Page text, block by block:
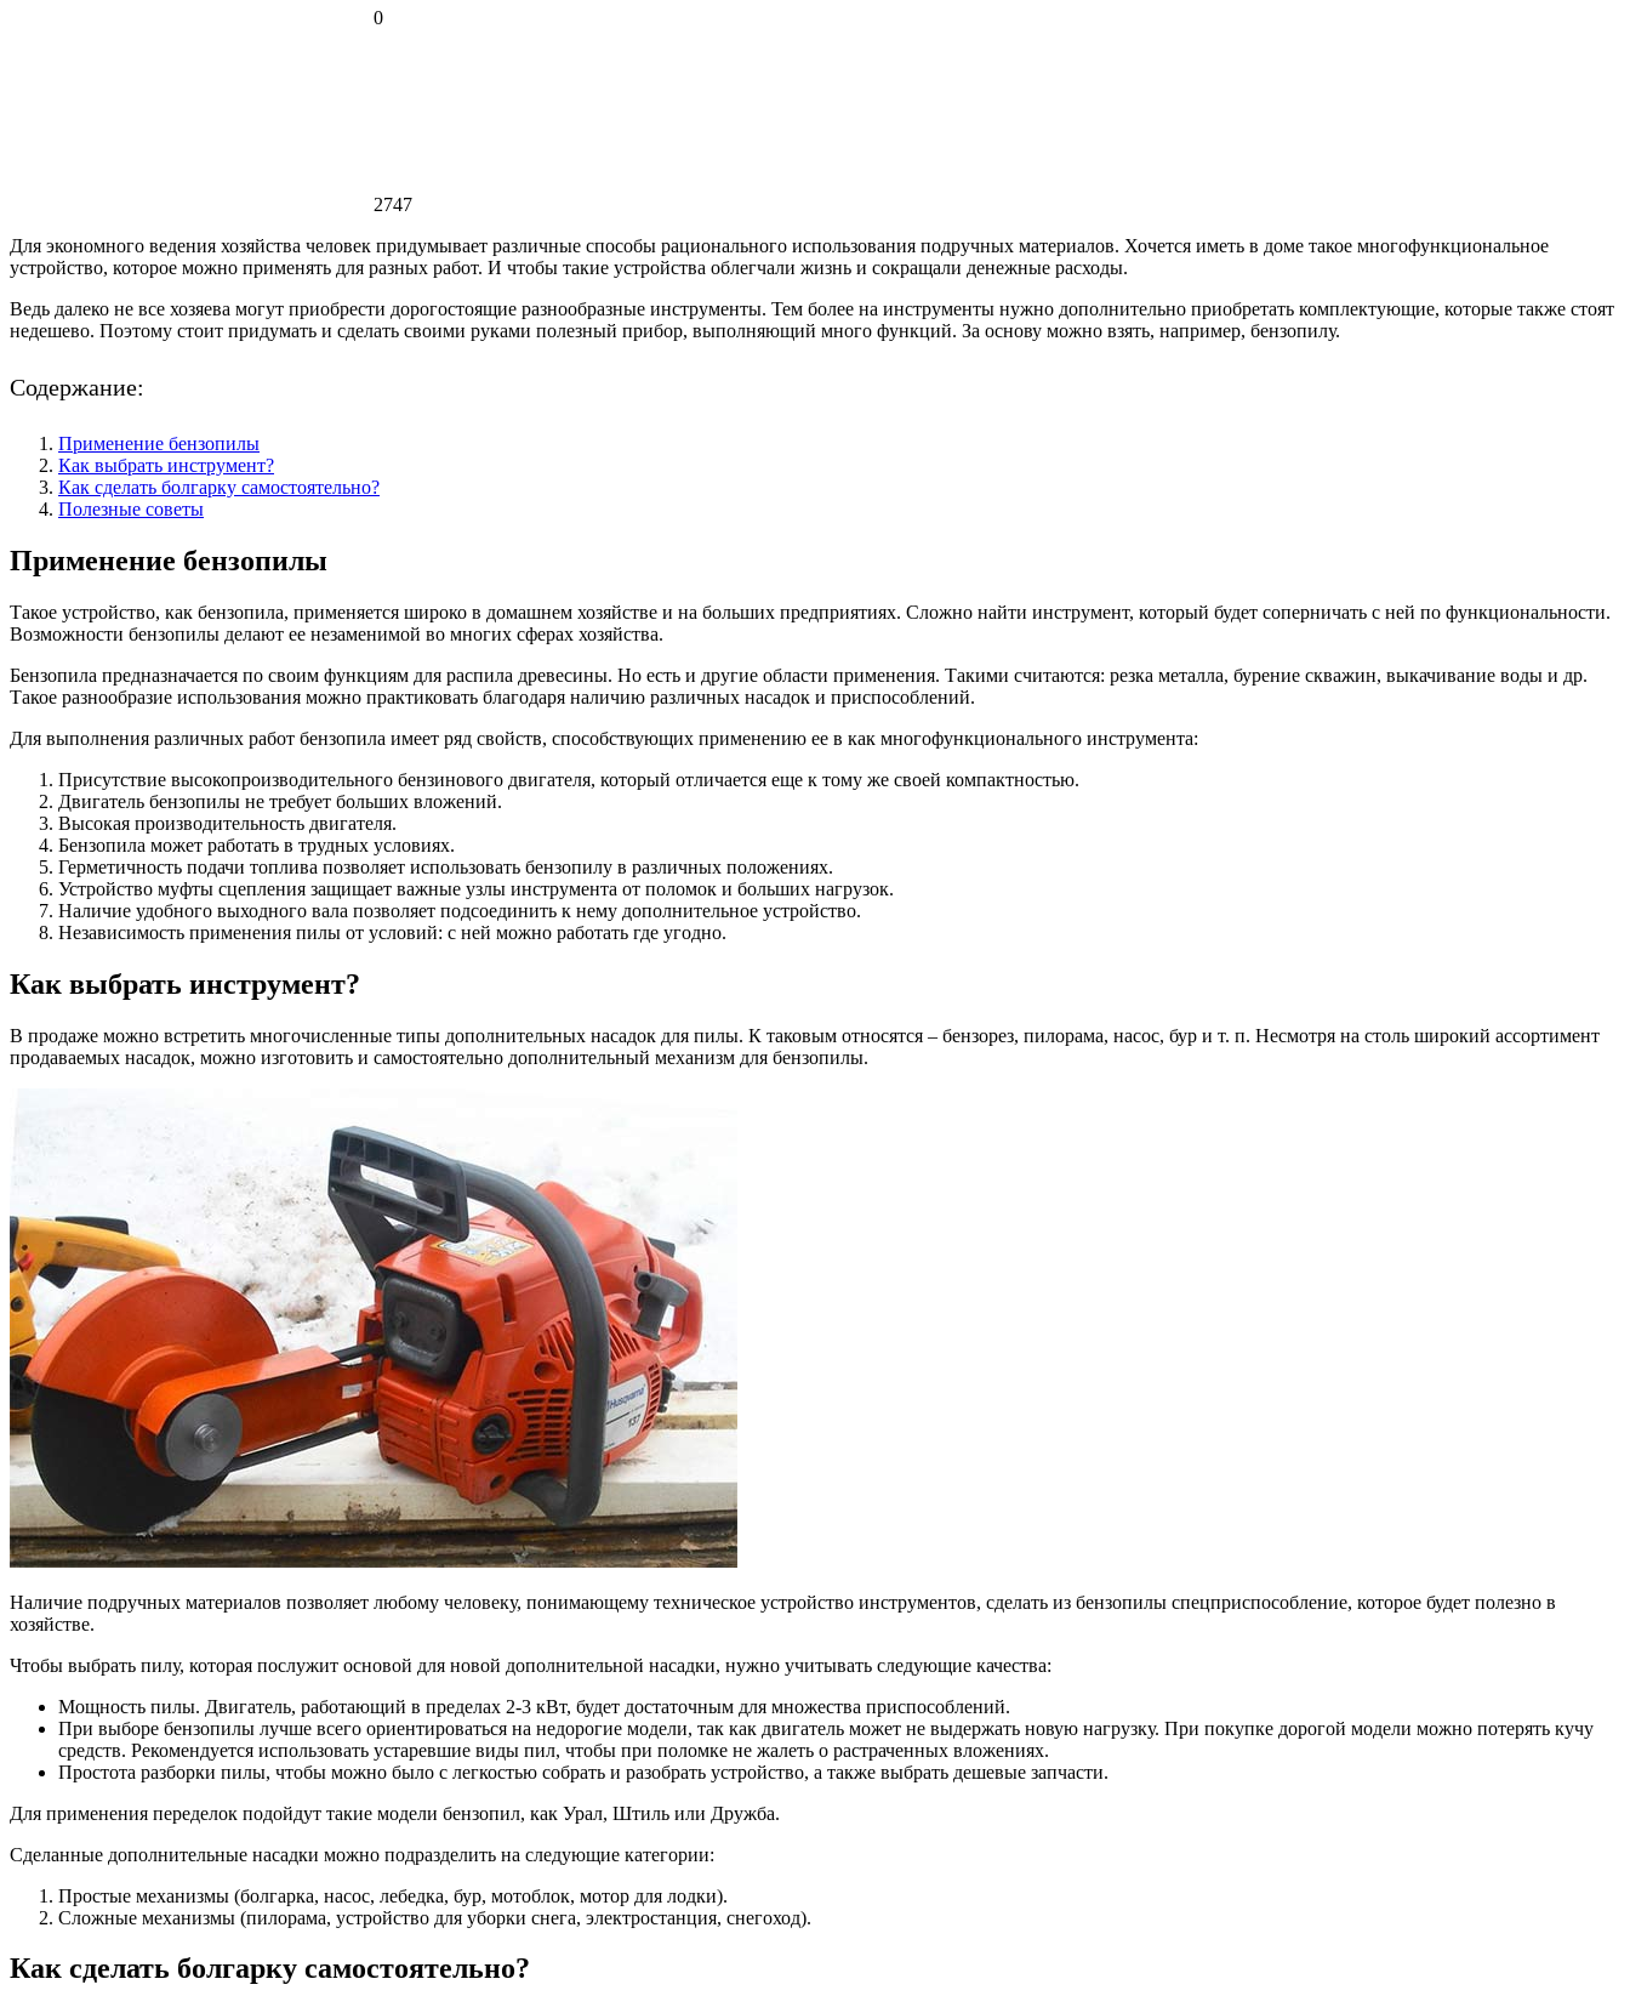
0
2747
Для экономного ведения хозяйства человек придумывает различные способы рационального использования подручных материалов. Хочется иметь в доме такое многофункциональное
устройство, которое можно применять для разных работ. И чтобы такие устройства облегчали жизнь и сокращали денежные расходы.
Ведь далеко не все хозяева могут приобрести дорогостоящие разнообразные инструменты. Тем более на инструменты нужно дополнительно приобретать комплектующие, которые также стоят
недешево. Поэтому стоит придумать и сделать своими руками полезный прибор, выполняющий много функций. За основу можно взять, например, бензопилу.
Содержание:
Применение бензопилы
Как выбрать инструмент?
Как сделать болгарку самостоятельно?
Полезные советы
Применение бензопилы
Такое устройство, как бензопила, применяется широко в домашнем хозяйстве и на больших предприятиях. Сложно найти инструмент, который будет соперничать с ней по функциональности.
Возможности бензопилы делают ее незаменимой во многих сферах хозяйства.
Бензопила предназначается по своим функциям для распила древесины. Но есть и другие области применения. Такими считаются: резка металла, бурение скважин, выкачивание воды и др.
Такое разнообразие использования можно практиковать благодаря наличию различных насадок и приспособлений.
Для выполнения различных работ бензопила имеет ряд свойств, способствующих применению ее в как многофункционального инструмента:
Присутствие высокопроизводительного бензинового двигателя, который отличается еще к тому же своей компактностью.
Двигатель бензопилы не требует больших вложений.
Высокая производительность двигателя.
Бензопила может работать в трудных условиях.
Герметичность подачи топлива позволяет использовать бензопилу в различных положениях.
Устройство муфты сцепления защищает важные узлы инструмента от поломок и больших нагрузок.
Наличие удобного выходного вала позволяет подсоединить к нему дополнительное устройство.
Независимость применения пилы от условий: с ней можно работать где угодно.
Как выбрать инструмент?
В продаже можно встретить многочисленные типы дополнительных насадок для пилы. К таковым относятся – бензорез, пилорама, насос, бур и т. п. Несмотря на столь широкий ассортимент
продаваемых насадок, можно изготовить и самостоятельно дополнительный механизм для бензопилы.
Наличие подручных материалов позволяет любому человеку, понимающему техническое устройство инструментов, сделать из бензопилы спецприспособление, которое будет полезно в
хозяйстве.
Чтобы выбрать пилу, которая послужит основой для новой дополнительной насадки, нужно учитывать следующие качества:
Мощность пилы. Двигатель, работающий в пределах 2-3 кВт, будет достаточным для множества приспособлений.
При выборе бензопилы лучше всего ориентироваться на недорогие модели, так как двигатель может не выдержать новую нагрузку. При покупке дорогой модели можно потерять кучу
средств. Рекомендуется использовать устаревшие виды пил, чтобы при поломке не жалеть о растраченных вложениях.
Простота разборки пилы, чтобы можно было с легкостью собрать и разобрать устройство, а также выбрать дешевые запчасти.
Для применения переделок подойдут такие модели бензопил, как Урал, Штиль или Дружба.
Сделанные дополнительные насадки можно подразделить на следующие категории:
Простые механизмы (болгарка, насос, лебедка, бур, мотоблок, мотор для лодки).
Сложные механизмы (пилорама, устройство для уборки снега, электростанция, снегоход).
Как сделать болгарку самостоятельно?